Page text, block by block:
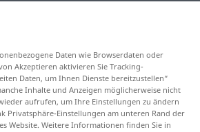
Daten wie Browserdaten oder
Akzeptieren aktivieren Sie Tracking-
Daten, um Ihnen Dienste bereitzustellen“
Inhalte und Anzeigen möglicherweise nicht
aufrufen, um Ihre Einstellungen zu ändern
Privatsphäre-Einstellungen am unteren Rand der
Website. Weitere Informationen finden Sie in